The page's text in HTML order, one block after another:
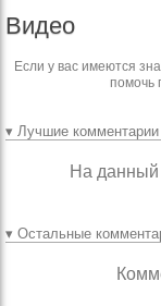
Видео
Если у вас имеются
помочь
▾ Лучшие комментарии
На
▾ Остальные